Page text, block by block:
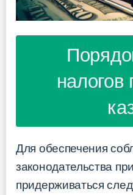
налогов
Для обеспечения
законодательства
придерживаться